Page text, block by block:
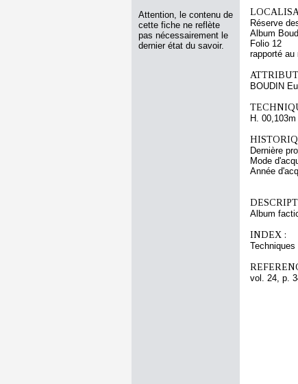
Attention, le contenu de
cette fiche ne reflète
pas nécessairement le
dernier état du savoir.
Réserve
Album
Folio 12
rapporté au
BOUDIN
H.
Dernière
Mode
Année
Album
INDEX :
vol. 24, p.